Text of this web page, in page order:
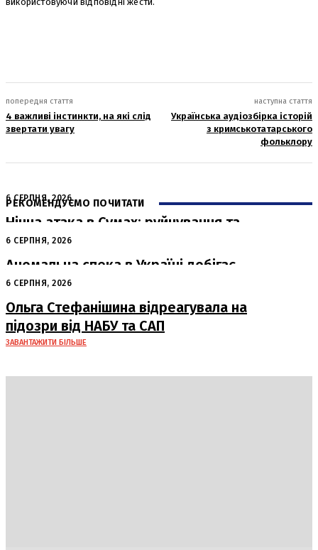
попередня стаття
4 важливі інстинкти, на які слід
звертати увагу
наступна стаття
Українська аудіозбірка історій
з кримськотатарського
фольклору
РЕКОМЕНДУЄМО ПОЧИТАТИ
6 СЕРПНЯ, 2026
Нічна атака в Сумах: руйнування та
жертви від російських авіабомб
6 СЕРПНЯ, 2026
Аномальна спека в Україні добігає
кінця: очікується похолодання
6 СЕРПНЯ, 2026
Ольга Стефанішина відреагувала на
підозри від НАБУ та САП
ЗАВАНТАЖИТИ БІЛЬШЕ